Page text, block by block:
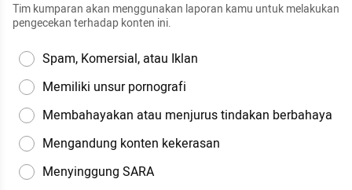
Tim kumparan akan menggunakan laporan kamu untuk melakukan
pengecekan terhadap konten ini.
Spam, Komersial, atau Iklan
Memiliki unsur pornografi
Membahayakan atau menjurus tindakan berbahaya
Mengandung konten kekerasan
Menyinggung SARA